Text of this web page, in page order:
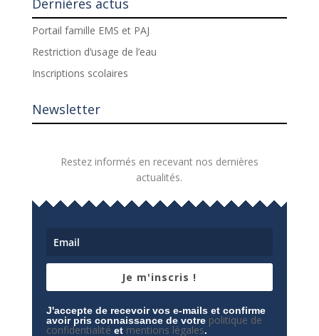
Dernières actus
Portail famille EMS et PAJ
Restriction d’usage de l’eau
Inscriptions scolaires
Newsletter
Restez informés en recevant nos dernières
actualités.
Je m'inscris !
J'accepte de recevoir vos e-mails et confirme
avoir pris connaissance de votre politique de
confidentialité et mentions légales.